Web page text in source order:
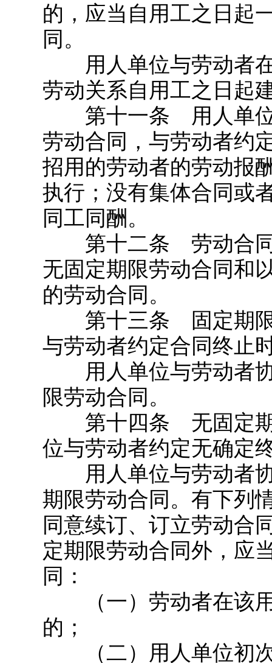
的，应当自用工之日起
同。
用人单位与劳动者在
劳动关系自用工之日起
第十一条 用人单位
劳动合同，与劳动者约
招用的劳动者的劳动报
执行；没有集体合同或
同工同酬。
第十二条 劳动合同
无固定期限劳动合同和
的劳动合同。
第十三条 固定期限
与劳动者约定合同终止
用人单位与劳动者协
限劳动合同。
第十四条 无固定期
位与劳动者约定无确定
用人单位与劳动者协
期限劳动合同。有下列
同意续订、订立劳动合
定期限劳动合同外，应
同：
（一）劳动者在该用
的；
（二）用人单位初次